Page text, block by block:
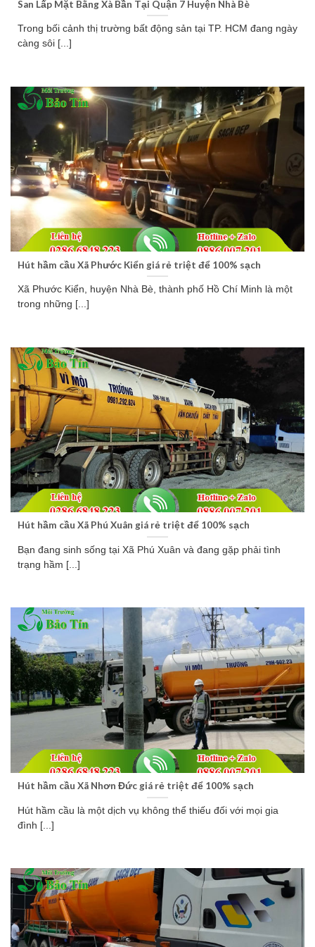
San Lấp Mặt Bằng Xà Bần Tại Quận 7 Huyện Nhà Bè
Trong bối cảnh thị trường bất động sản tại TP. HCM đang ngày
càng sôi [...]
Hút hầm cầu Xã Phước Kiển giá rẻ triệt để 100% sạch
Xã Phước Kiển, huyện Nhà Bè, thành phố Hồ Chí Minh là một
trong những [...]
Hút hầm cầu Xã Phú Xuân giá rẻ triệt để 100% sạch
Bạn đang sinh sống tại Xã Phú Xuân và đang gặp phải tình
trạng hầm [...]
Hút hầm cầu Xã Nhơn Đức giá rẻ triệt để 100% sạch
Hút hầm cầu là một dịch vụ không thể thiếu đối với mọi gia
đình [...]